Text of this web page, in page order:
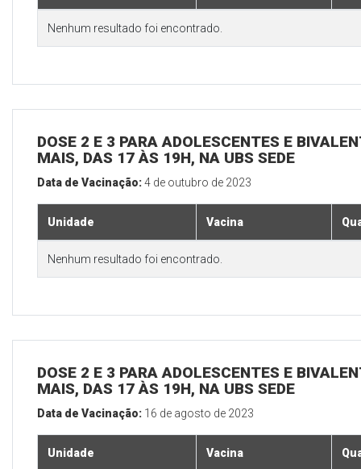
Nenhum resultado foi encontrado.
DOSE 2 E 3 PARA ADOLESCENTES E
MAIS, DAS 17 ÀS 19H, NA UBS SEDE
Data de Vacinação:4 de outubro de 2023
Unidade Vacina
Nenhum resultado foi encontrado.
DOSE 2 E 3 PARA ADOLESCENTES E
MAIS, DAS 17 ÀS 19H, NA UBS SEDE
Data de Vacinação: 16 de agosto de 2023
Unidade Vacina